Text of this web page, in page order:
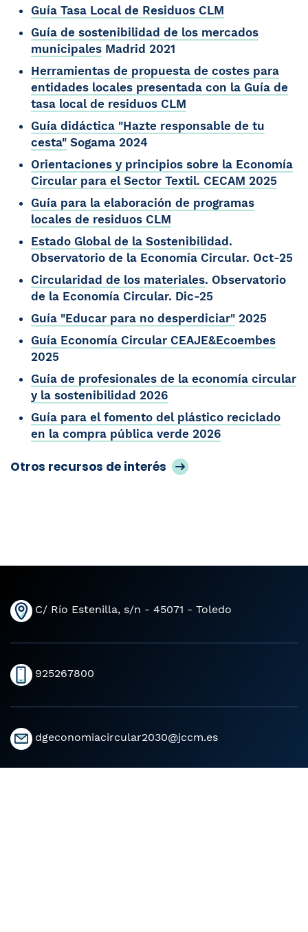
Guía Tasa Local de Residuos CLM
Guía de sostenibilidad de los mercados
municipales Madrid 2021
Herramientas de propuesta de costes para
entidades locales presentada con la Guía de
tasa local de residuos CLM
Guía didáctica "Hazte responsable de tu
cesta" Sogama 2024
Orientaciones y principios sobre la Economía
Circular para el Sector Textil. CECAM 2025
Guía para la elaboración de programas
locales de residuos CLM
Estado Global de la Sostenibilidad .
Observatorio de la Economía Circular. Oct-25
Circularidad de los materiales. Observatorio
de la Economía Circular. Dic-25
Guía "Educar para no desperdiciar" 2025
Guía Economía Circular CEAJE&Ecoembes
2025
Guía de profesionales de la economía circular
y la sostenibilidad 2026
Guía para el fomento del plástico reciclado
en la compra pública verde 2026
Otros recursos de interés
C/ Río Estenilla, s/n - 45071 - Toledo
925267800
dgeconomiacircular2030@jccm.es